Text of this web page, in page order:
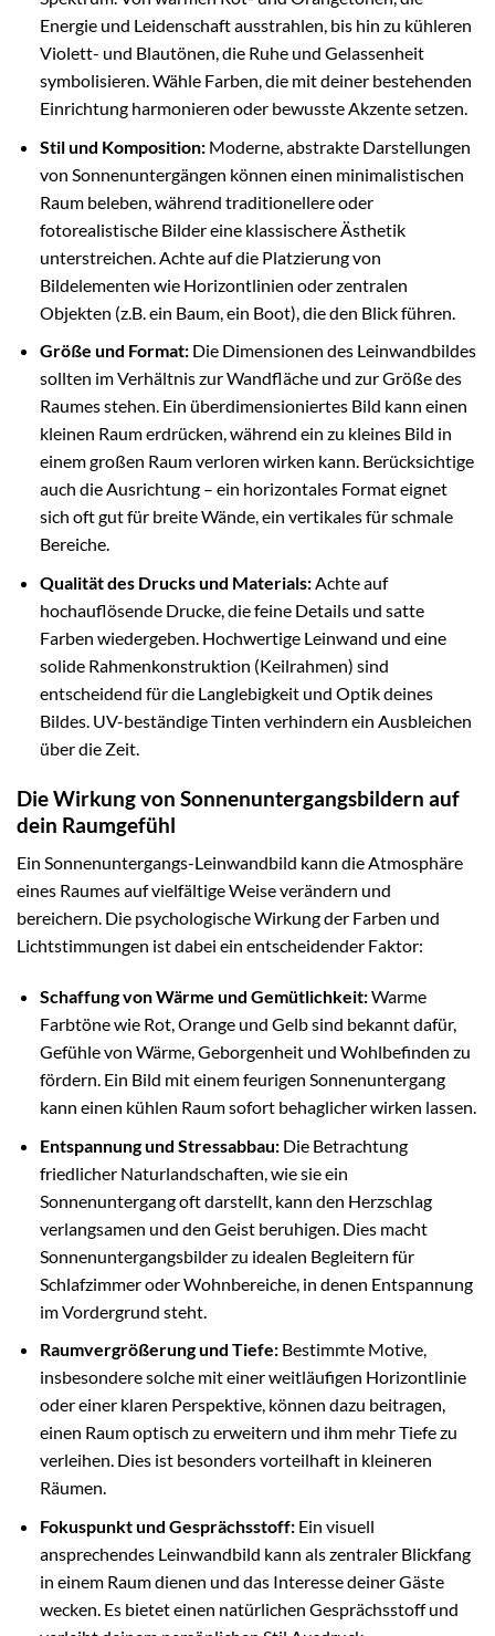
Energie und Leidenschaft ausstrahlen, bis hin zu kühleren
Violett- und Blautönen, die Ruhe und Gelassenheit
symbolisieren. Wähle Farben, die mit deiner bestehenden
Einrichtung harmonieren oder bewusste Akzente setzen.
Stil und Komposition:Moderne, abstrakte Darstellungen
von Sonnenuntergängen können einen minimalistischen
Raum beleben, während traditionellere oder
fotorealistische Bilder eine klassischere Ästhetik
unterstreichen. Achte auf die Platzierung von
Bildelementen wie Horizontlinien oder zentralen
Objekten (z.B. ein Baum, ein Boot), die den Blick führen.
Größe und Format:Die Dimensionen des Leinwandbildes
sollten im Verhältnis zur Wandfläche und zur Größe des
Raumes stehen. Ein überdimensioniertes Bild kann einen
kleinen Raum erdrücken, während ein zu kleines Bild in
einem großen Raum verloren wirken kann. Berücksichtige
auch die Ausrichtung – ein horizontales Format eignet
sich oft gut für breite Wände, ein vertikales für schmale
Bereiche.
Qualität des Drucks und Materials:Achte auf
hochauflösende Drucke, die feine Details und satte
Farben wiedergeben. Hochwertige Leinwand und eine
solide Rahmenkonstruktion (Keilrahmen) sind
entscheidend für die Langlebigkeit und Optik deines
Bildes. UV-beständige Tinten verhindern ein Ausbleichen
über die Zeit.
Die Wirkung von Sonnenuntergangsbildern auf
dein Raumgefühl
Ein Sonnenuntergangs-Leinwandbild kann die Atmosphäre
eines Raumes auf vielfältige Weise verändern und
bereichern. Die psychologische Wirkung der Farben und
Lichtstimmungen ist dabei ein entscheidender Faktor:
Schaffung von Wärme und Gemütlichkeit:Warme
Farbtöne wie Rot, Orange und Gelb sind bekannt dafür,
Gefühle von Wärme, Geborgenheit und Wohlbefinden zu
fördern. Ein Bild mit einem feurigen Sonnenuntergang
kann einen kühlen Raum sofort behaglicher wirken lassen.
Entspannung und Stressabbau:Die Betrachtung
friedlicher Naturlandschaften, wie sie ein
Sonnenuntergang oft darstellt, kann den Herzschlag
verlangsamen und den Geist beruhigen. Dies macht
Sonnenuntergangsbilder zu idealen Begleitern für
Schlafzimmer oder Wohnbereiche, in denen Entspannung
im Vordergrund steht.
Raumvergrößerung und Tiefe:Bestimmte Motive,
insbesondere solche mit einer weitläufigen Horizontlinie
oder einer klaren Perspektive, können dazu beitragen,
einen Raum optisch zu erweitern und ihm mehr Tiefe zu
verleihen. Dies ist besonders vorteilhaft in kleineren
Räumen.
Fokuspunkt und Gesprächsstoff:Ein visuell
ansprechendes Leinwandbild kann als zentraler Blickfang
in einem Raum dienen und das Interesse deiner Gäste
wecken. Es bietet einen natürlichen Gesprächsstoff und